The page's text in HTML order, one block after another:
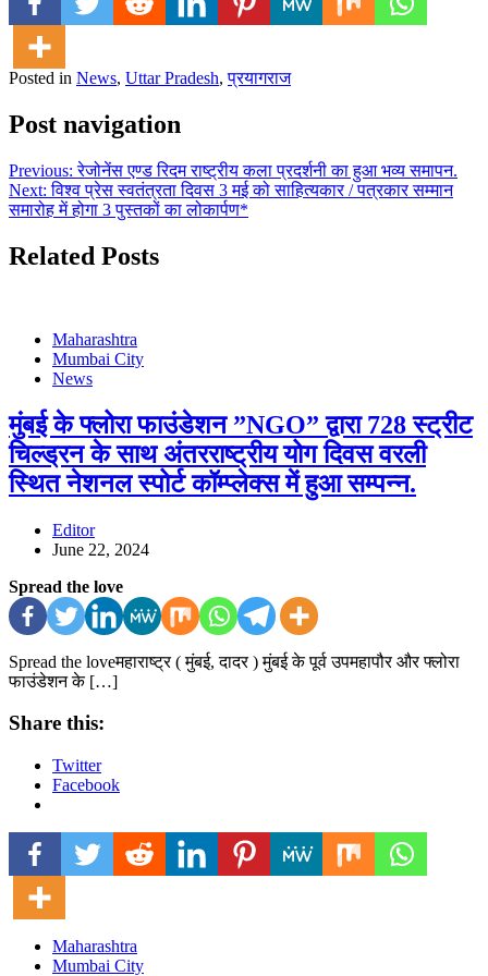
Posted in News, Uttar Pradesh,प्रयागराज
Post navigation
Previous: रेजोनेंस एण्ड रिदम राष्ट्रीय कला प्रदर्शनी का हुआ भव्य समापन.
Next: विश्व प्रेस स्वतंत्रता दिवस 3 मई को साहित्यकार / पत्रकार सम्मान
समारोह में होगा 3 पुस्तकों का लोकार्पण*
Related Posts
Maharashtra
Mumbai City
News
मुंबई के फ्लोरा फाउंडेशन ”NGO” द्वारा 728 स्ट्रीट
चिल्ड्रन के साथ अंतरराष्ट्रीय योग दिवस वरली
स्थित नेशनल स्पोर्ट कॉम्प्लेक्स में हुआ सम्पन्न.
Editor
June 22, 2024
Spread the love
Spread the loveमहाराष्ट्र ( मुंबई, दादर ) मुंबई के पूर्व उपमहापौर और फ्लोरा
फाउंडेशन के […]
Share this:
Twitter
Facebook
Maharashtra
Mumbai City